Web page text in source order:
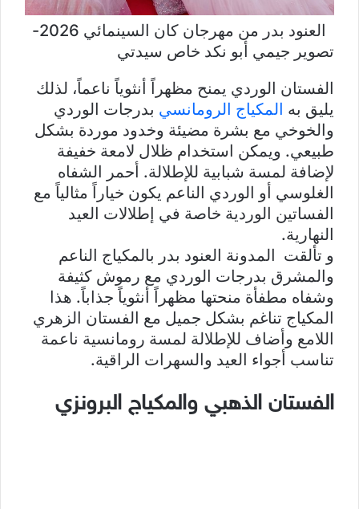
العنود بدر من مهرجان كان السينمائي 2026-
تصوير جيمي أبو نكد خاص سيدتي
الفستان الوردي يمنح مظهراً أنثوياً ناعماً، لذلك
يليق به المكياج الرومانسي بدرجات الوردي
والخوخي مع بشرة مضيئة وخدود موردة بشكل
طبيعي. ويمكن استخدام ظلال لامعة خفيفة
لإضافة لمسة شبابية للإطلالة. أحمر الشفاه
الغلوسي أو الوردي الناعم يكون خياراً مثالياً مع
الفساتين الوردية خاصة في إطلالات العيد
النهارية.
و تألقت المدونة العنود بدر بالمكياج الناعم
والمشرق بدرجات الوردي مع رموش كثيفة
وشفاه مطفأة منحتها مظهراً أنثوياً جذاباً. هذا
المكياج تناغم بشكل جميل مع الفستان الزهري
اللامع وأضاف للإطلالة لمسة رومانسية ناعمة
تناسب أجواء العيد والسهرات الراقية.
الفستان الذهبي والمكياج البرونزي